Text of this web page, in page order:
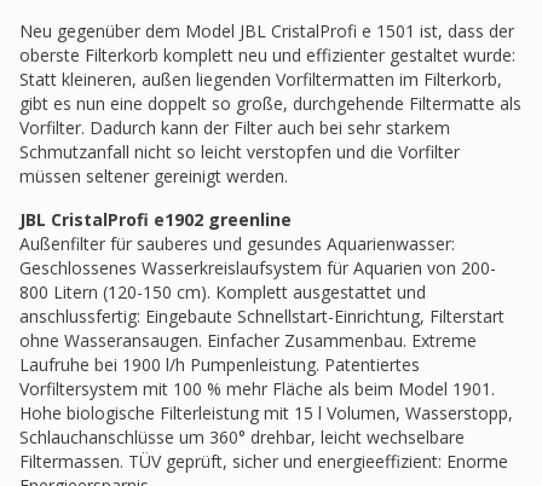
Neu gegenüber dem Model JBL CristalProfi e 1501 ist, dass der
oberste Filterkorb komplett neu und effizienter gestaltet wurde:
Statt kleineren, außen liegenden Vorfiltermatten im Filterkorb,
gibt es nun eine doppelt so große, durchgehende Filtermatte als
Vorfilter. Dadurch kann der Filter auch bei sehr starkem
Schmutzanfall nicht so leicht verstopfen und die Vorfilter
müssen seltener gereinigt werden.
JBL CristalProfi e1902 greenline
Außenfilter für sauberes und gesundes Aquarienwasser:
Geschlossenes Wasserkreislaufsystem für Aquarien von 200-
800 Litern (120-150 cm). Komplett ausgestattet und
anschlussfertig: Eingebaute Schnellstart-Einrichtung, Filterstart
ohne Wasseransaugen. Einfacher Zusammenbau. Extreme
Laufruhe bei 1900 l/h Pumpenleistung. Patentiertes
Vorfiltersystem mit 100 % mehr Fläche als beim Model 1901.
Hohe biologische Filterleistung mit 15 l Volumen, Wasserstopp,
Schlauchanschlüsse um 360° drehbar, leicht wechselbare
Filtermassen. TÜV geprüft, sicher und energieeffizient: Enorme